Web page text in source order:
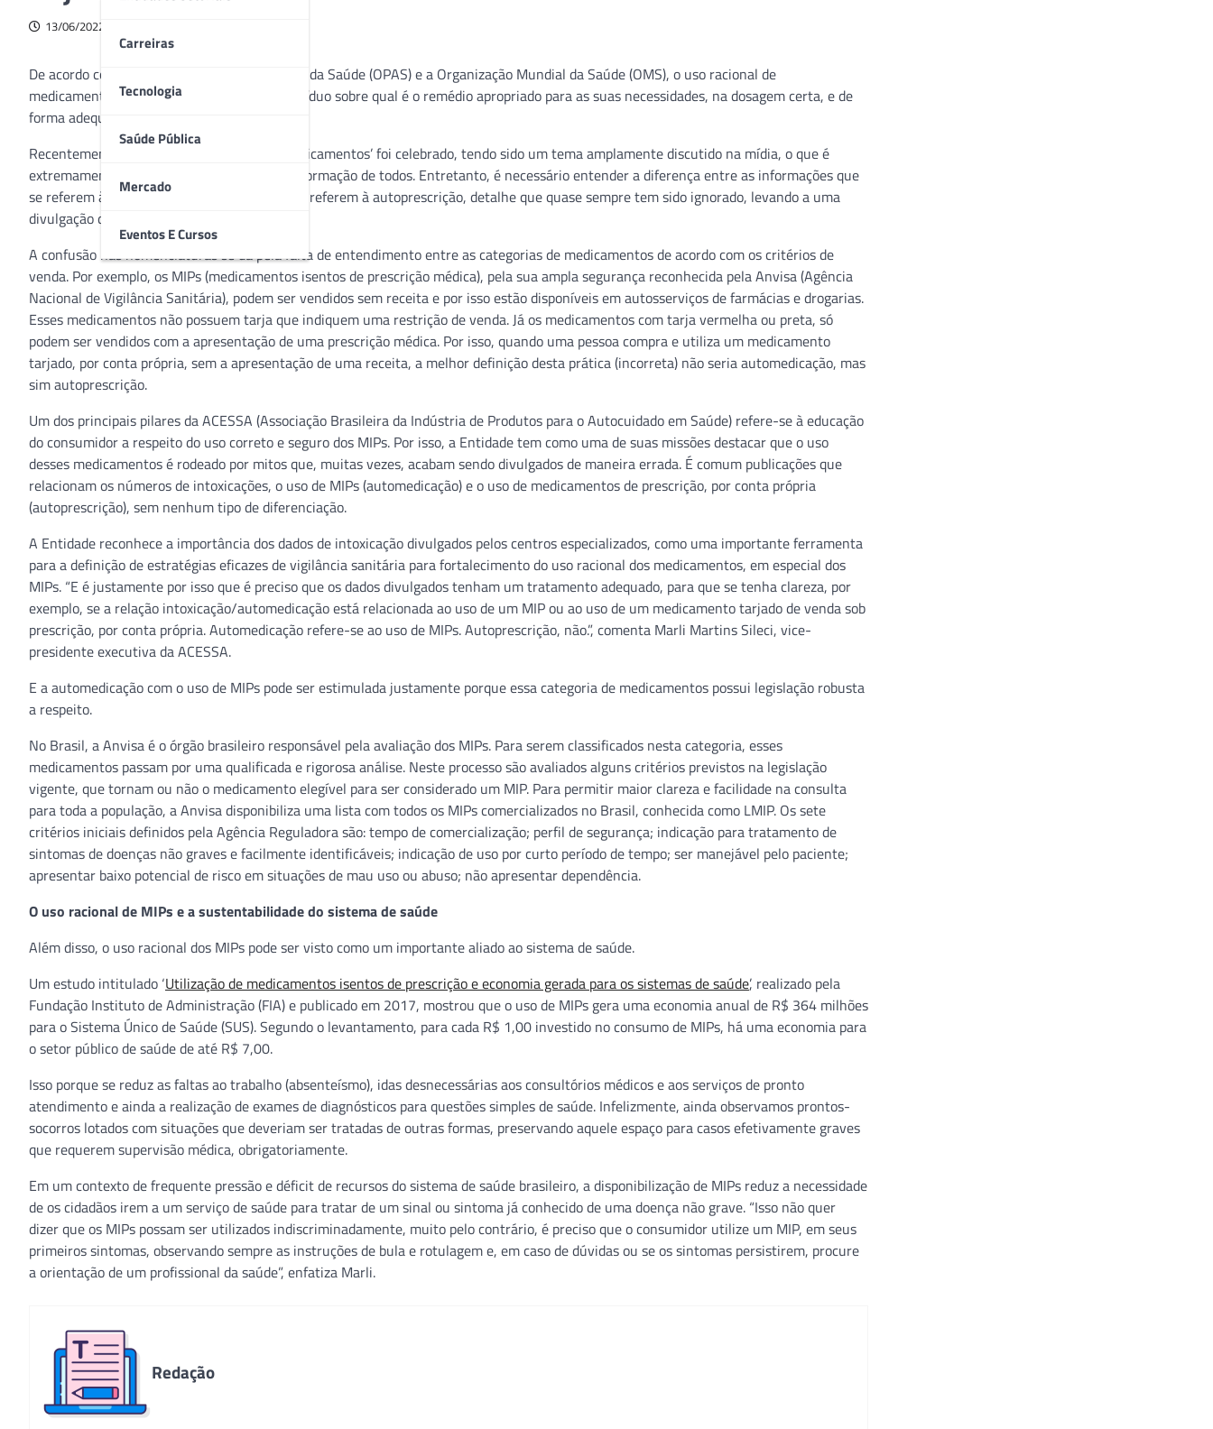
Carreiras
Tecnologia
Saúde Pública
Mercado
Eventos E Cursos
13/06/2022
De acordo com a Organização Pan-americana da Saúde (OPAS) e a Organização Mundial da Saúde (OMS), o uso racional de
medicamentos consiste em orientar um indivíduo sobre qual é o remédio apropriado para as suas necessidades, na dosagem certa, e de
forma adequada ao quadro.
Recentemente, o dia do ‘Uso Racional de Medicamentos’ foi celebrado, tendo sido um tema amplamente discutido na mídia, o que é
extremamente relevante e positivo para a informação de todos. Entretanto, é necessário entender a diferença entre as informações que
se referem à automedicação e aquelas que se referem à autoprescrição, detalhe que quase sempre tem sido ignorado, levando a uma
divulgação de maneira equivocada.
A confusão nas nomenclaturas se dá pela falta de entendimento entre as categorias de medicamentos de acordo com os critérios de
venda. Por exemplo, os MIPs (medicamentos isentos de prescrição médica), pela sua ampla segurança reconhecida pela Anvisa (Agência
Nacional de Vigilância Sanitária), podem ser vendidos sem receita e por isso estão disponíveis em autosserviços de farmácias e drogarias.
Esses medicamentos não possuem tarja que indiquem uma restrição de venda. Já os medicamentos com tarja vermelha ou preta, só
podem ser vendidos com a apresentação de uma prescrição médica. Por isso, quando uma pessoa compra e utiliza um medicamento
tarjado, por conta própria, sem a apresentação de uma receita, a melhor definição desta prática (incorreta) não seria automedicação, mas
sim autoprescrição.
Um dos principais pilares da ACESSA (Associação Brasileira da Indústria de Produtos para o Autocuidado em Saúde) refere-se à educação
do consumidor a respeito do uso correto e seguro dos MIPs. Por isso, a Entidade tem como uma de suas missões destacar que o uso
desses medicamentos é rodeado por mitos que, muitas vezes, acabam sendo divulgados de maneira errada. É comum publicações que
relacionam os números de intoxicações, o uso de MIPs (automedicação) e o uso de medicamentos de prescrição, por conta própria
(autoprescrição), sem nenhum tipo de diferenciação.
A Entidade reconhece a importância dos dados de intoxicação divulgados pelos centros especializados, como uma importante ferramenta
para a definição de estratégias eficazes de vigilância sanitária para fortalecimento do uso racional dos medicamentos, em especial dos
MIPs. “E é justamente por isso que é preciso que os dados divulgados tenham um tratamento adequado, para que se tenha clareza, por
exemplo, se a relação intoxicação/automedicação está relacionada ao uso de um MIP ou ao uso de um medicamento tarjado de venda sob
prescrição, por conta própria. Automedicação refere-se ao uso de MIPs. Autoprescrição, não.”, comenta Marli Martins Sileci, vice-
presidente executiva da ACESSA.
E a automedicação com o uso de MIPs pode ser estimulada justamente porque essa categoria de medicamentos possui legislação robusta
a respeito.
No Brasil, a Anvisa é o órgão brasileiro responsável pela avaliação dos MIPs. Para serem classificados nesta categoria, esses
medicamentos passam por uma qualificada e rigorosa análise. Neste processo são avaliados alguns critérios previstos na legislação
vigente, que tornam ou não o medicamento elegível para ser considerado um MIP. Para permitir maior clareza e facilidade na consulta
para toda a população, a Anvisa disponibiliza uma lista com todos os MIPs comercializados no Brasil, conhecida como LMIP. Os sete
critérios iniciais definidos pela Agência Reguladora são: tempo de comercialização; perfil de segurança; indicação para tratamento de
sintomas de doenças não graves e facilmente identificáveis; indicação de uso por curto período de tempo; ser manejável pelo paciente;
apresentar baixo potencial de risco em situações de mau uso ou abuso; não apresentar dependência.
O uso racional de MIPs e a sustentabilidade do sistema de saúde
Além disso, o uso racional dos MIPs pode ser visto como um importante aliado ao sistema de saúde.
Um estudo intitulado ‘Utilização de medicamentos isentos de prescrição e economia gerada para os sistemas de saúde’, realizado pela
Fundação Instituto de Administração (FIA) e publicado em 2017, mostrou que o uso de MIPs gera uma economia anual de R$ 364 milhões
para o Sistema Único de Saúde (SUS). Segundo o levantamento, para cada R$ 1,00 investido no consumo de MIPs, há uma economia para
o setor público de saúde de até R$ 7,00.
Isso porque se reduz as faltas ao trabalho (absenteísmo), idas desnecessárias aos consultórios médicos e aos serviços de pronto
atendimento e ainda a realização de exames de diagnósticos para questões simples de saúde. Infelizmente, ainda observamos prontos-
socorros lotados com situações que deveriam ser tratadas de outras formas, preservando aquele espaço para casos efetivamente graves
que requerem supervisão médica, obrigatoriamente.
Em um contexto de frequente pressão e déficit de recursos do sistema de saúde brasileiro, a disponibilização de MIPs reduz a necessidade
de os cidadãos irem a um serviço de saúde para tratar de um sinal ou sintoma já conhecido de uma doença não grave. “Isso não quer
dizer que os MIPs possam ser utilizados indiscriminadamente, muito pelo contrário, é preciso que o consumidor utilize um MIP, em seus
primeiros sintomas, observando sempre as instruções de bula e rotulagem e, em caso de dúvidas ou se os sintomas persistirem, procure
a orientação de um profissional da saúde”, enfatiza Marli.
Redação